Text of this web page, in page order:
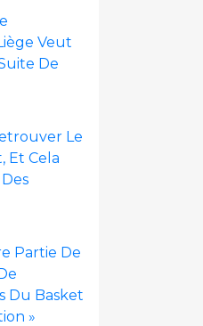
Veut
De
Le
Et Cela
Partie De
Du Basket
»